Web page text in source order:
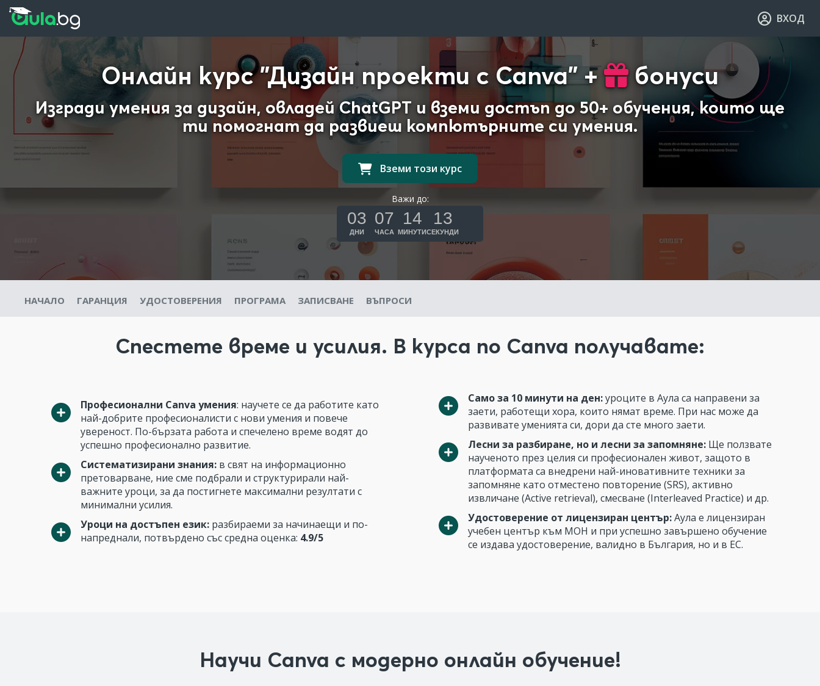
Прескочи към основното съдържание
Прескочи към навигацията
ВХОД
Онлайн курс "Дизайн проекти с Canva" + бонуси
Изгради умения за дизайн, овладей ChatGPT и вземи достъп до 50+ обучения, които ще
ти помогнат да развиеш компютърните си умения.
Вземи този курс
Важи до:
03
ДНИ
07
ЧАСА
14
МИНУТИ
12
СЕКУНДИ
НАЧАЛО ГАРАНЦИЯ УДОСТОВЕРЕНИЯ ПРОГРАМА ЗАПИСВАНЕ ВЪПРОСИ
Спестете време и усилия. В курса по Canva получавате:
Професионални Canva умения: научете се да работите като
най-добрите професионалисти с нови умения и повече
увереност. По-бързата работа и спечелено време водят до
успешно професионално развитие.
Систематизирани знания: в свят на информационно
претоварване, ние сме подбрали и структурирали най-
важните уроци, за да постигнете максимални резултати с
минимални усилия.
Уроци на достъпен език: разбираеми за начинаещи и по-
напреднали, потвърдено със средна оценка: 4.9/5
Само за 10 минути на ден:уроците в Аула са направени за
заети, работещи хора, които нямат време. При нас може да
развивате уменията си, дори да сте много заети.
Лесни за разбиране, но и лесни за запомняне: Ще ползвате
наученото през целия си професионален живот, защото в
платформата са внедрени най-иновативните техники за
запомняне като отместено повторение (SRS), активно
извличане (Active retrieval), смесване (Interleaved Practice) и др.
Удостоверение от лицензиран център:Аула е лицензиран
учебен център към МОН и при успешно завършено обучение
се издава удостоверение, валидно в България, но и в ЕС.
Научи Canva с модерно онлайн обучение!